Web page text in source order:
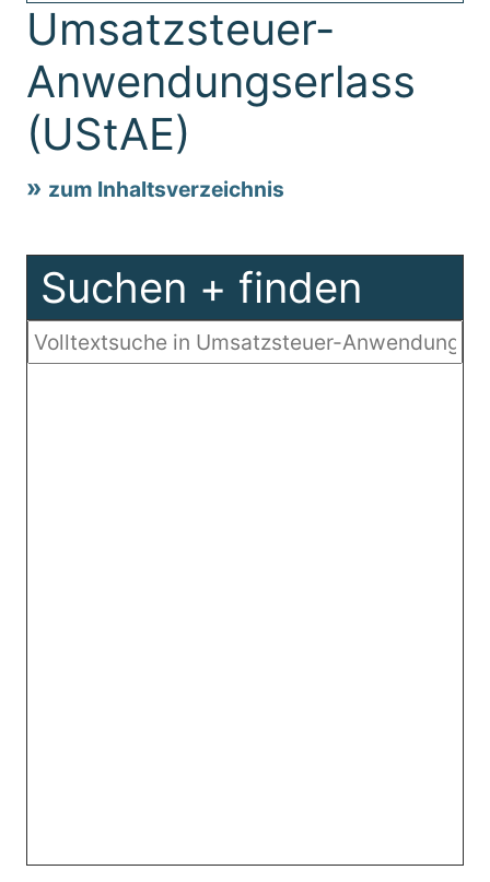
Umsatzsteuer-
Anwendungserlass
(UStAE)
zum Inhaltsverzeichnis
Suchen + finden